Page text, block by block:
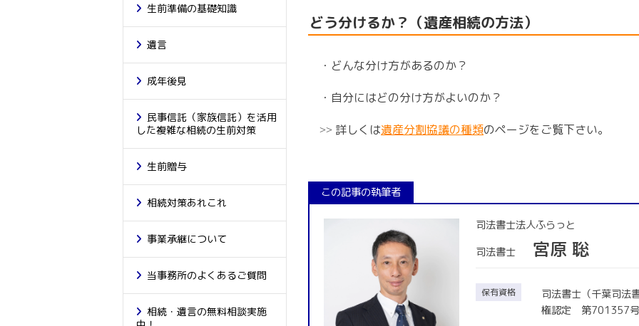
生前準備の基礎知識
遺言
成年後見
民事信託（家族信託）を活用
した複雑な相続の生前対策
生前贈与
相続対策あれこれ
事業承継について
当事務所のよくあるご質問
相続・遺言の無料相談実施
どう分けるか？（遺産相続の方法）
・どんな分け方があるのか？
・自分にはどの分け方がよいのか？
>> 詳しくは遺産分割協議の種類のページをご覧下さい。
この記事の執筆者
司法書士法人ふらっと
司法書士
宮原 聡
保有資格
司法書士（千葉司
権認定 第701357